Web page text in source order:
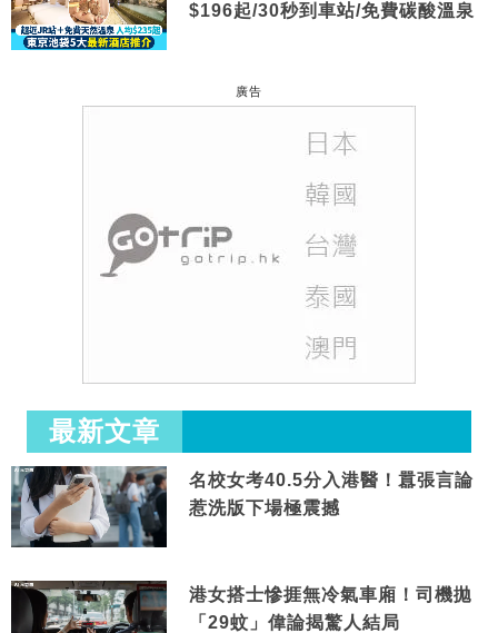
$196起/30秒到車站/免費碳酸溫泉
廣告
最新文章
名校女考40.5分入港醫！囂張言論
惹洗版下場極震撼
港女搭士慘捱無冷氣車廂！司機拋
「29蚊」偉論揭驚人結局